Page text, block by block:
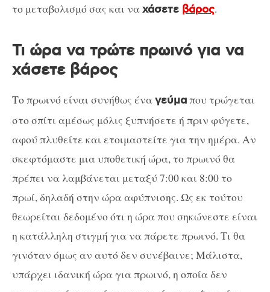
το μεταβολισμό σας και ναχάσετε βάρος.
Τι ώρα να τρώτε πρωινό για να
χάσετε βάρος
Το πρωινό είναι συνήθως έναγεύμαπου τρώγεται
στο σπίτι αμέσως μόλις ξυπνήσετε ή πριν φύγετε,
αφού πλυθείτε και ετοιμαστείτε για την ημέρα. Αν
σκεφτόμαστε μια υποθετική ώρα, το πρωινό θα
πρέπει να λαμβάνεται μεταξύ 7:00 και 8:00 το
πρωί, δηλαδή στην ώρα αφύπνισης. Ως εκ τούτου
θεωρείται δεδομένο ότι η ώρα που σηκώνεστε είναι
η κατάλληλη στιγμή για να πάρετε πρωινό. Τι θα
γινόταν όμως αν αυτό δεν συνέβαινε; Μάλιστα,
υπάρχει ιδανική ώρα για πρωινό, η οποία δεν